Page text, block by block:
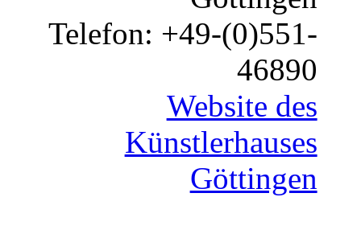
Telefon: +49-(0)551-
46890
Website des
Künstlerhauses
Göttingen